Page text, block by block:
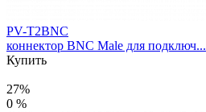
PV-T2BNC
коннектор BNC Male для подключ...
Купить
27%
0 %